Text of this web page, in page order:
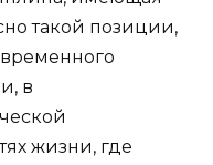
такой позиции,
в
жизни, где